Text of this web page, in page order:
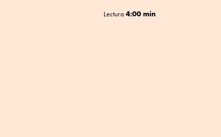
Lectura 4:00 min